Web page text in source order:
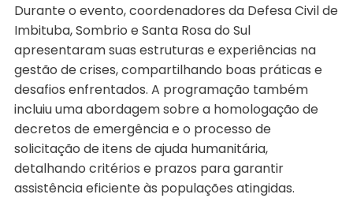
Durante o evento, coordenadores da Defesa Civil de
Imbituba, Sombrio e Santa Rosa do Sul
apresentaram suas estruturas e experiências na
gestão de crises, compartilhando boas práticas e
desafios enfrentados. A programação também
incluiu uma abordagem sobre a homologação de
decretos de emergência e o processo de
solicitação de itens de ajuda humanitária,
detalhando critérios e prazos para garantir
assistência eficiente às populações atingidas.